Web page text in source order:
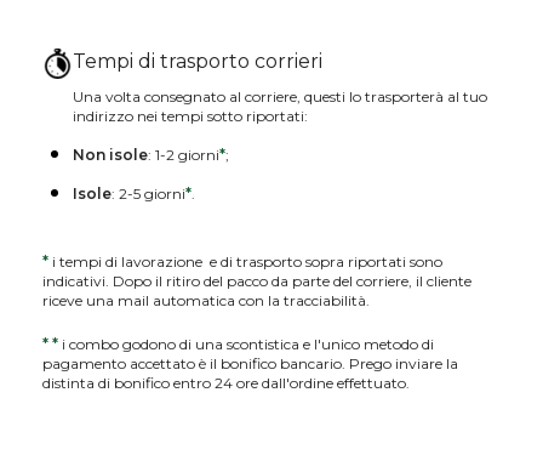
Tempi di trasporto corrieri
Una volta consegnato al corriere, questi lo trasporterà al tuo
indirizzo nei tempi sotto riportati:
Non isole: 1-2 giorni*;
Isole: 2-5 giorni*.
* i tempi di lavorazione e di trasporto sopra riportati sono
indicativi. Dopo il ritiro del pacco da parte del corriere, il cliente
riceve una mail automatica con la tracciabilità.
* * i combo godono di una scontistica e l'unico metodo di
pagamento accettato è il bonifico bancario. Prego inviare la
distinta di bonifico entro 24 ore dall'ordine effettuato.